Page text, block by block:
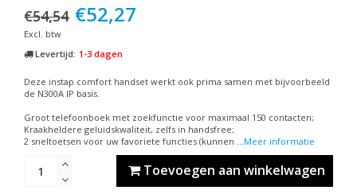
€54,54 €52,27
Excl. btw
Levertijd: 1-3 dagen
Deze instap comfort handset werkt ook prima samen met bijvoorbeeld
de N300A IP basis.
Groot telefoonboek met zoekfunctie voor maximaal 150 contacten;
Kraakheldere geluidskwaliteit, zelfs in handsfree;
2 sneltoetsen voor uw favoriete functies (kunnen ...Meer informatie
Toevoegen aan winkelwagen